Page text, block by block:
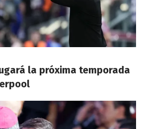
la próxima temporada